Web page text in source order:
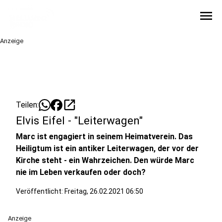
menu
Anzeige
Teilen: open_in_new
Elvis Eifel - "Leiterwagen"
Marc ist engagiert in seinem Heimatverein. Das
Heiligtum ist ein antiker Leiterwagen, der vor der
Kirche steht - ein Wahrzeichen. Den würde Marc
nie im Leben verkaufen oder doch?
Veröffentlicht: Freitag, 26.02.2021 06:50
Anzeige